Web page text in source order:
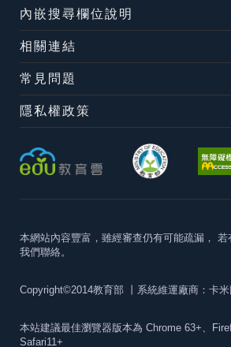
內嵌搜尋欄位說明
相關連結
常見問題
隱私權政策
本網站內容豐富，雖經審查仍有可能疏漏， 若
我們聯絡。
Copyright©2014教育部 丨系統維運廠商：卡
本站建議最佳瀏覽器版本為 Chrome 63+、
Safari11+